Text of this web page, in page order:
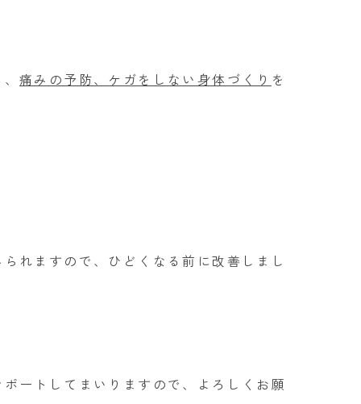
、痛みの予防、ケガをしない身体づくり を
れますので、ひどくなる前に改善しまし
ートしてまいりますので、よろしくお願